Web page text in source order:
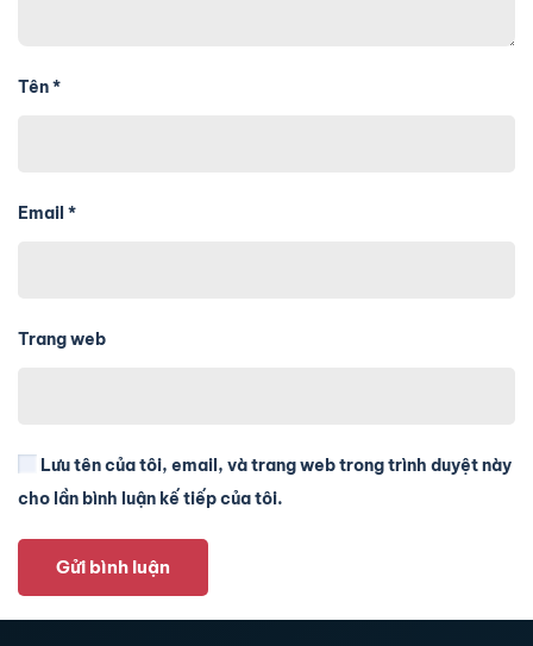
Tên*
Email *
Trang web
Lưu tên của tôi, email, và trang web trong trình duyệt này
cho lần bình luận kế tiếp của tôi.
Gửi bình luận